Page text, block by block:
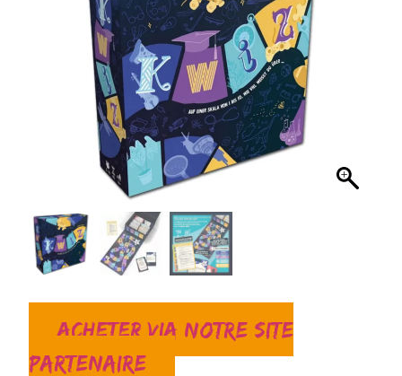
Acheter via notre site
partenaire